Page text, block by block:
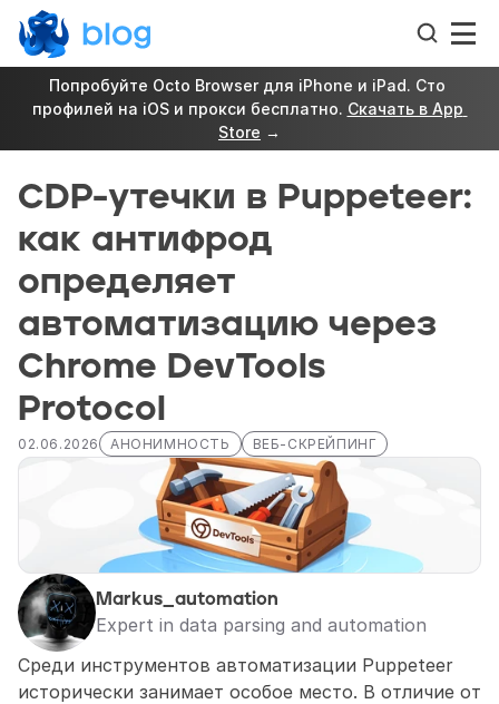
Попробуйте Octo Browser для iPhone и iPad. Сто
профилей на iOS и прокси бесплатно. Скачать в App
Store →
CDP-утечки в Puppeteer:
как антифрод
определяет
автоматизацию через
Chrome DevTools
Protocol
02.06.2026 АНОНИМНОСТЬ ВЕБ-СКРЕЙПИНГ
Markus_automation
Expert in data parsing and automation
Среди инструментов автоматизации Puppeteer
исторически занимает особое место. В отличие от